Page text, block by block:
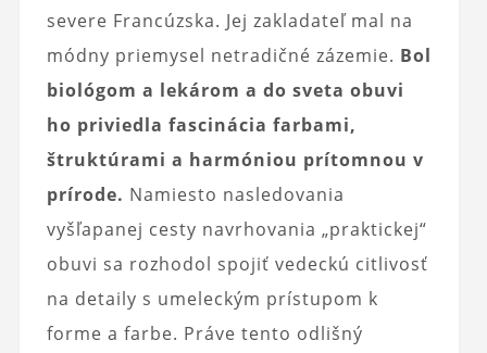
severe Francúzska. Jej zakladateľ mal na
módny priemysel netradičné zázemie. Bol
biológom a lekárom a do sveta obuvi
ho priviedla fascinácia farbami,
štruktúrami a harmóniou prítomnou v
prírode. Namiesto nasledovania
vyšľapanej cesty navrhovania „praktickej“
obuvi sa rozhodol spojiť vedeckú citlivosť
na detaily s umeleckým prístupom k
forme a farbe. Práve tento odlišný